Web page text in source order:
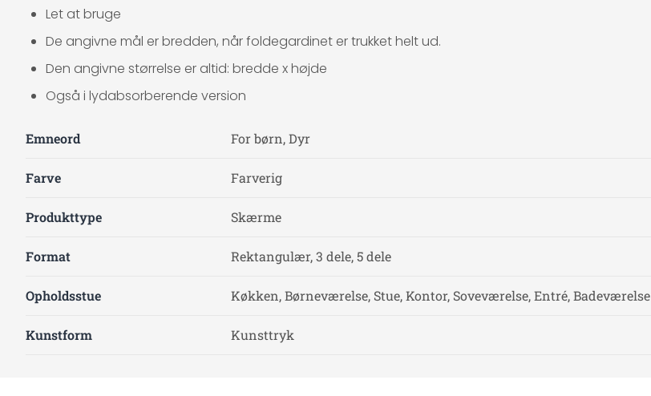
Let at bruge
De angivne mål er bredden, når foldegardinet er trukket helt ud.
Den angivne størrelse er altid: bredde x højde
Også i lydabsorberende version
Emneord For børn, Dyr
Farve Farverig
Produkttype Skærme
Format Rektangulær, 3 dele, 5 dele
Opholdsstue Køkken, Børneværelse, Stue, Kontor, Soveværelse, Entré, Badeværelse
Kunstform Kunsttryk